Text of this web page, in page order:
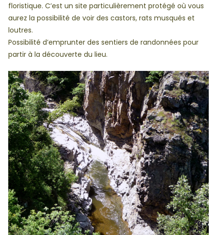
floristique. C’est un site particulièrement protégé où vous
aurez la possibilité de voir des castors, rats musqués et
loutres.
Possibilité d’emprunter des sentiers de randonnées pour
partir à la découverte du lieu.